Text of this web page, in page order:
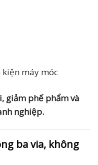
kiện máy móc
giảm phế phẩm và
nghiệp.
ba via, không